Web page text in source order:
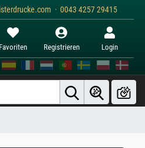
· 0043 4257 29415
Favoriten Registrieren Login